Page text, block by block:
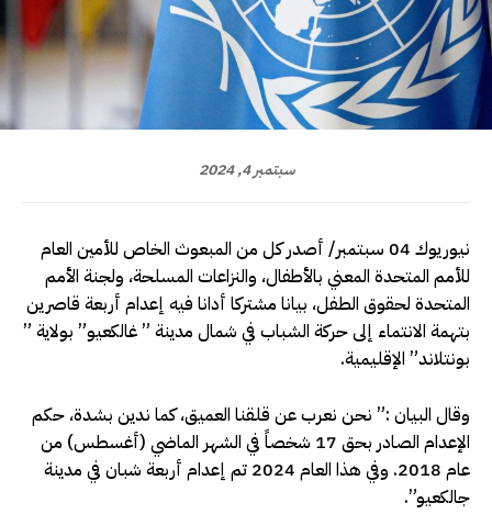
سبتمبر 4, 2024
نيوريوك 04 سبتمبر/ أصدر كل من المبعوث الخاص للأمين العام
للأمم المتحدة المعني بالأطفال، والنزاعات المسلحة، ولجنة الأمم
المتحدة لحقوق الطفل، بيانا مشتركا أدانا فيه إعدام أربعة قاصرين
بتهمة الانتماء إلى حركة الشباب في شمال مدينة ” غالكعيو” بولاية ”
بونتلاند” الإقليمية.
وقال البيان :” نحن نعرب عن قلقنا العميق، كما ندين بشدة، حكم
الإعدام الصادر بحق 17 شخصاً في الشهر الماضي (أغسطس) من
عام 2018. وفي هذا العام 2024 تم إعدام أربعة شبان في مدينة
جالكعيو”.